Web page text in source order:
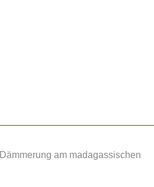
Dämmerung am madagassischen